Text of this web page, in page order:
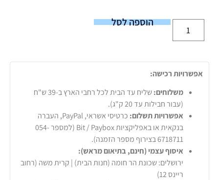
הוספה לסל
אפשרויות רכישה:
משלוחים:
שליח עד הבית לכל רחבי הארץ ב-39 ש"ח
(עבור חבילות עד 20 ק"ג).
אפשרויות תשלום:
כרטיסי אשראי, PayPal, העברה
בנקאית או באפליקציות Bit / Paybox (למספר 054-
6718711 בצירוף מספר הזמנה).
איסוף עצמי (חינם, בתיאום מראש):
ירושלים: שכונת הר חומה (חנות הבית) | קרית משה (רחוב
ריינס 12)